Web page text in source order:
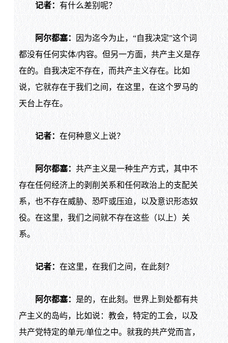
记者： 有什么差别呢？
阿尔都塞：
因为迄今为止，“自我决定”这个词
都没有任何实体/内容。但另一方面，共产主义是存
在的。自我决定不存在，而共产主义存在。比如
说，它就存在于我们之间，在这里，在这个罗马的
天台上存在。
记者： 在何种意义上说？
阿尔都塞： 共产主义是一种生产方式，其中不
存在任何经济上的剥削关系和任何政治上的支配关
系，也不存在威胁、恐吓或压迫，以及意识形态奴
役。在这里，我们之间就不存在这些（以上）关
系。
记者： 在这里，在我们之间，在此刻？
阿尔都塞： 是的，在此刻。世界上到处都有共
产主义的岛屿，比如说：教会，特定的工会，以及
共产党特定的单元/单位之中。就我的共产党而言，